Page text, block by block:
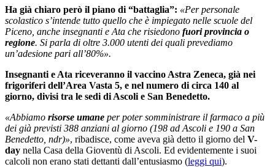
Ha già chiaro però il piano di “battaglia”: «Per personale
scolastico s’intende tutto quello che è impiegato nelle scuole del
Piceno, anche insegnanti e Ata che risiedono fuori provincia o
regione. Si parla di oltre 3.000 utenti dei quali prevediamo
un’adesione pari all’80%».
Insegnanti e Ata riceveranno il vaccino Astra Zeneca, già nei
frigoriferi dell’Area Vasta 5, e nel numero di circa 140 al
giorno, divisi tra le sedi di Ascoli e San Benedetto.
«Abbiamo risorse umane per poter somministrare il farmaco a più
dei già previsti 388 anziani al giorno (198 ad Ascoli e 190 a San
Benedetto, ndr)», ribadisce, come aveva già detto il giorno del V-
day nella Casa della Gioventù di Ascoli. Ed evidentemente i suoi
calcoli non erano stati dettanti dall’entusiasmo (leggi qui).